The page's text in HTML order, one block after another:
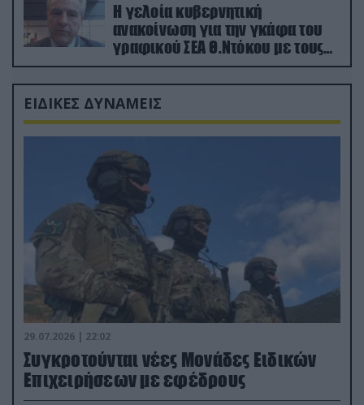
Η γελοία κυβερνητική
ανακοίνωση για την γκάφα του
γραφικού ΣΕΑ Θ.Ντόκου με τους
Ρώσους φαρσέρ
ΕΙΔΙΚΕΣ ΔΥΝΑΜΕΙΣ
29.07.2026 | 22:02
Συγκροτούνται νέες Μονάδες Ειδικών
Επιχειρήσεων με εφέδρους